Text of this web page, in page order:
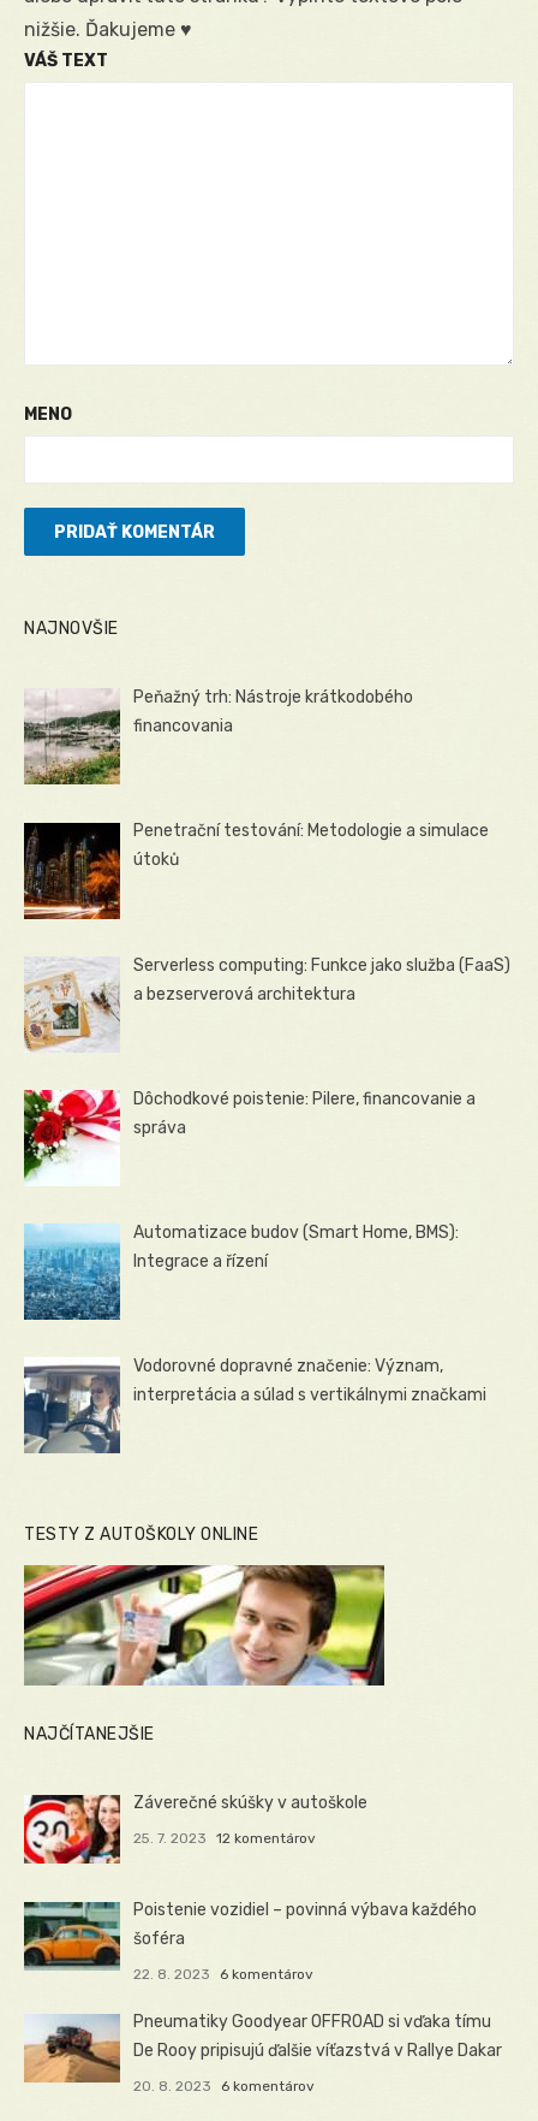
nižšie. Ďakujeme ♥
VÁŠ TEXT
MENO
NAJNOVŠIE
Peňažný trh: Nástroje krátkodobého
financovania
Penetrační testování: Metodologie a simulace
útoků
Serverless computing: Funkce jako služba (FaaS)
a bezserverová architektura
Dôchodkové poistenie: Pilere, financovanie a
správa
Automatizace budov (Smart Home, BMS):
Integrace a řízení
Vodorovné dopravné značenie: Význam,
interpretácia a súlad s vertikálnymi značkami
TESTY Z AUTOŠKOLY ONLINE
NAJČÍTANEJŠIE
Záverečné skúšky v autoškole
25. 7. 2023 12 komentárov
Poistenie vozidiel – povinná výbava každého
šoféra
22. 8. 2023 6 komentárov
Pneumatiky Goodyear OFFROAD si vďaka tímu
De Rooy pripisujú ďalšie víťazstvá v Rallye Dakar
20. 8. 2023 6 komentárov